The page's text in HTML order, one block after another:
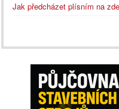
Jak předcházet plísním na